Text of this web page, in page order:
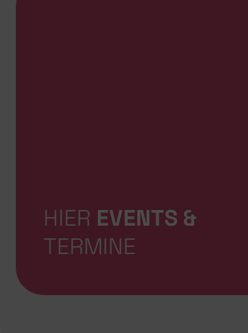
HIER EVENTS &
TERMINE